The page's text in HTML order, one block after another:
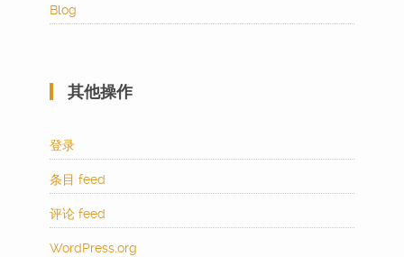
Blog
其他操作
登录
条目 feed
评论 feed
WordPress.org